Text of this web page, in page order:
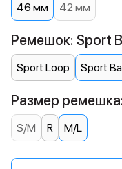
46 мм 42 мм
Ремешок: Sport
Sport Loop Sport
Размер
S/M R M/L